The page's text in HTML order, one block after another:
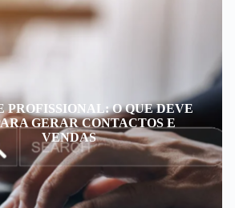
PROFISSIONAL: O QUE DEVE
GERAR CONTACTOS E
VENDAS